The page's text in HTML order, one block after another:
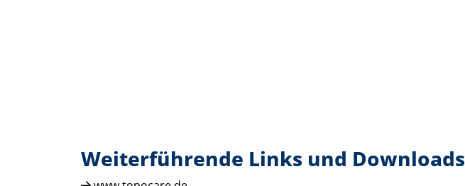
Weiterführende Links und Downloads